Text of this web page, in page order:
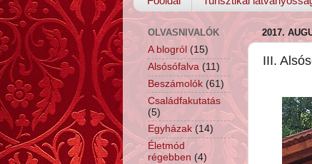
2017.
III.
OLVASNIVALÓK
A blogról (15)
Alsósófalva (11)
Beszámolók (61)
Családfakutatás
(5)
Egyházak (14)
Életmód
régebben (4)